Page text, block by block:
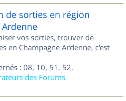
de sorties en région
vos sorties, trouver de
en Champagne Ardenne, c'est
: 08, 10, 51, 52.
des Forums